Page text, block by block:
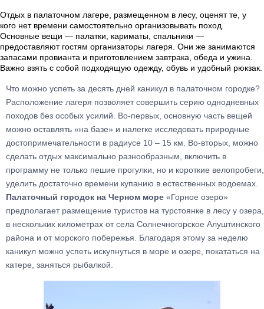
Отдых в палаточном лагере, размещенном в лесу, оценят те, у
кого нет времени самостоятельно организовывать поход.
Основные вещи — палатки, кариматы, спальники —
предоставляют гостям организаторы лагеря. Они же занимаются
запасами провианта и приготовлением завтрака, обеда и ужина.
Важно взять с собой подходящую одежду, обувь и удобный рюкзак.
Что можно успеть за десять дней каникул в палаточном городке?
Расположение лагеря позволяет совершить серию однодневных
походов без особых усилий. Во-первых, основную часть вещей
можно оставлять «на базе» и налегке исследовать природные
достопримечательности в радиусе 10 – 15 км. Во-вторых, можно
сделать отдых максимально разнообразным, включить в
программу не только пешие прогулки, но и короткие велопробеги,
уделить достаточно времени купанию в естественных водоемах.
Палаточный городок на Черном море «Горное озеро»
предполагает размещение туристов на турстоянке в лесу у озера,
в нескольких километрах от села Солнечногорское Алуштинского
района и от морского побережья. Благодаря этому за неделю
каникул можно успеть искупнуться в море и озере, покататься на
катере, заняться рыбалкой.